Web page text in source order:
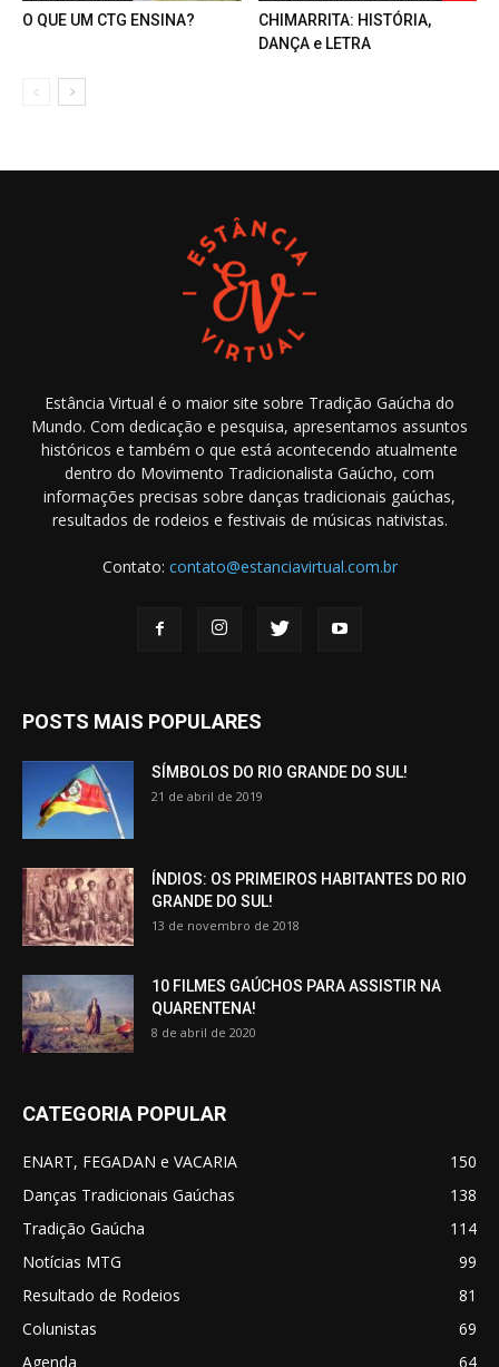
O QUE UM CTG ENSINA?
CHIMARRITA: HISTÓRIA,
DANÇA e LETRA
Estância Virtual é o maior site sobre Tradição Gaúcha do
Mundo. Com dedicação e pesquisa, apresentamos assuntos
históricos e também o que está acontecendo atualmente
dentro do Movimento Tradicionalista Gaúcho, com
informações precisas sobre danças tradicionais gaúchas,
resultados de rodeios e festivais de músicas nativistas.
Contato: contato@estanciavirtual.com.br
POSTS MAIS POPULARES
SÍMBOLOS DO RIO GRANDE DO SUL!
21 de abril de 2019
ÍNDIOS: OS PRIMEIROS HABITANTES DO RIO
GRANDE DO SUL!
13 de novembro de 2018
10 FILMES GAÚCHOS PARA ASSISTIR NA
QUARENTENA!
8 de abril de 2020
CATEGORIA POPULAR
ENART, FEGADAN e VACARIA
150
Danças Tradicionais Gaúchas
138
Tradição Gaúcha
114
Notícias MTG
99
Resultado de Rodeios
81
Colunistas
69
Agenda
64